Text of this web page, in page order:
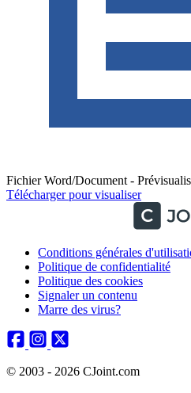
Fichier Word/Document -
Télécharger pour visualiser
Conditions générales
Politique de confidentialité
Politique des cookies
Signaler un contenu
Marre des virus?
© 2003 - 2026 CJoint.com